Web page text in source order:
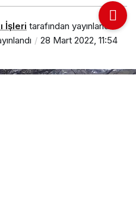
İşleri tarafından yayınlandı
28 Mart 2022, 11:54